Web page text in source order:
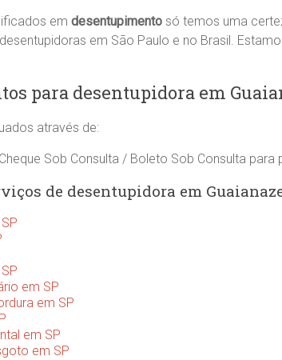
em desentupimento só temos uma
em São Paulo e no Brasil.
para desentupidora em
através de:
Sob Consulta / Boleto Sob Consulta para
de desentupidora em
em SP
em SP
em SP
em SP